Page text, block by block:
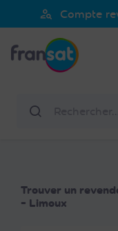
noter
Ce
comprend
person_search Compte
Trouver un
- Limoux